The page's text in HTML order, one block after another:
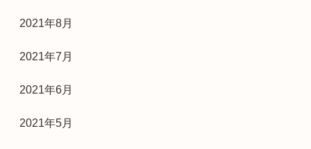
2021年8月
2021年7月
2021年6月
2021年5月